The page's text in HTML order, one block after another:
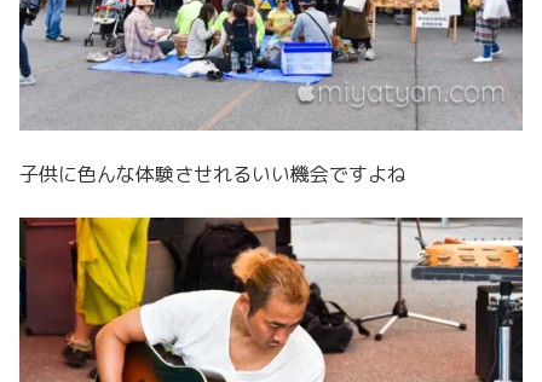
子供に色んな体験させれるいい機会ですよね